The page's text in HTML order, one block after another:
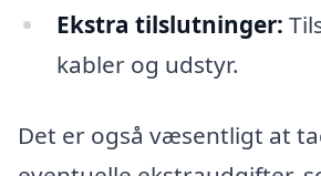
Ekstra tilslutninger:
kabler og udstyr.
Det er også væsentligt at